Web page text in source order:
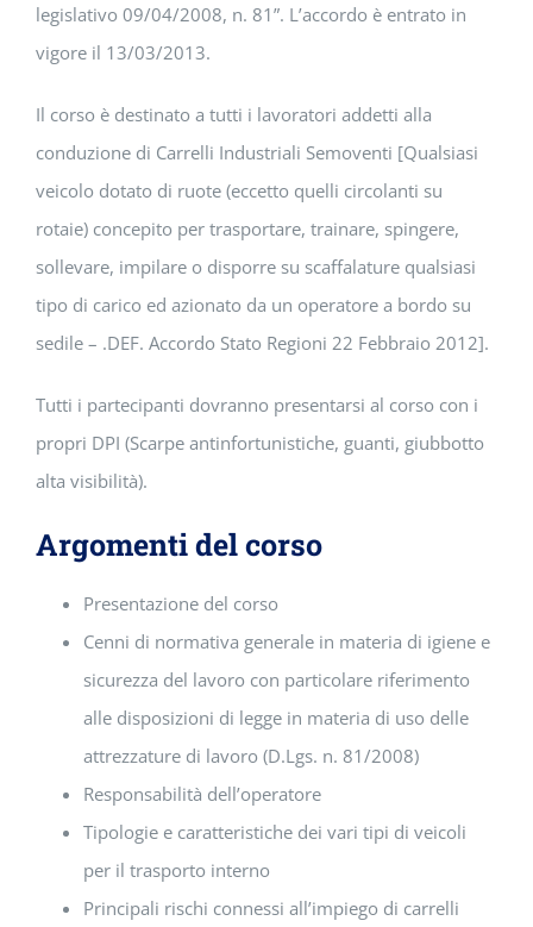
legislativo 09/04/2008, n. 81”. L’accordo è entrato in
vigore il 13/03/2013.
Il corso è destinato a tutti i lavoratori addetti alla
conduzione di Carrelli Industriali Semoventi [Qualsiasi
veicolo dotato di ruote (eccetto quelli circolanti su
rotaie) concepito per trasportare, trainare, spingere,
sollevare, impilare o disporre su scaffalature qualsiasi
tipo di carico ed azionato da un operatore a bordo su
sedile – .DEF. Accordo Stato Regioni 22 Febbraio 2012].
Tutti i partecipanti dovranno presentarsi al corso con i
propri DPI (Scarpe antinfortunistiche, guanti, giubbotto
alta visibilità).
Argomenti del corso
Presentazione del corso
Cenni di normativa generale in materia di igiene e
sicurezza del lavoro con particolare riferimento
alle disposizioni di legge in materia di uso delle
attrezzature di lavoro (D.Lgs. n. 81/2008)
Responsabilità dell’operatore
Tipologie e caratteristiche dei vari tipi di veicoli
per il trasporto interno
Principali rischi connessi all’impiego di carrelli